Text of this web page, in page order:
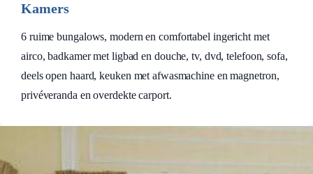
Kamers
6 ruime bungalows, modern en comfortabel ingericht met
airco, badkamer met ligbad en douche, tv, dvd, telefoon, sofa,
deels open haard, keuken met afwasmachine en magnetron,
privéveranda en overdekte carport.